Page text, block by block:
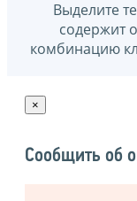
Выделите
содержит
комбинацию
×
Сообщить об